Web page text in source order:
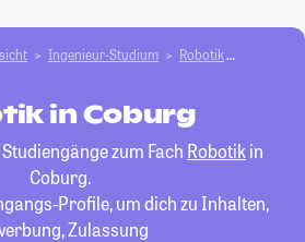
Ingenieur-Studium Robotik
in Coburg
zum Fach Robotikin
Coburg.
Profile, um dich zu Inhalten,
Zulassung